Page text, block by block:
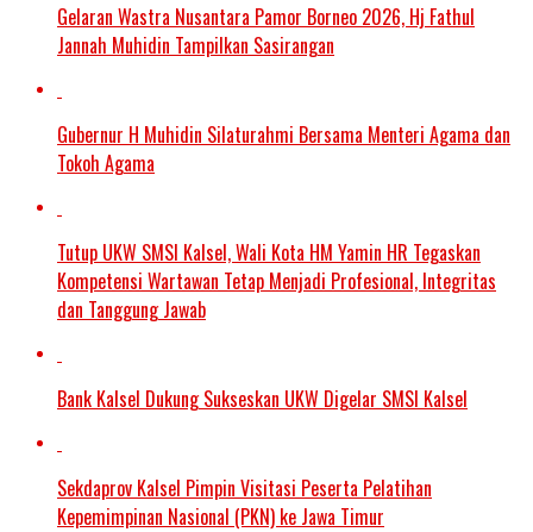
Gelaran Wastra Nusantara Pamor Borneo 2026, Hj Fathul
Jannah Muhidin Tampilkan Sasirangan
Gubernur H Muhidin Silaturahmi Bersama Menteri Agama dan
Tokoh Agama
Tutup UKW SMSI Kalsel, Wali Kota HM Yamin HR Tegaskan
Kompetensi Wartawan Tetap Menjadi Profesional, Integritas
dan Tanggung Jawab
Bank Kalsel Dukung Sukseskan UKW Digelar SMSI Kalsel
Sekdaprov Kalsel Pimpin Visitasi Peserta Pelatihan
Kepemimpinan Nasional (PKN) ke Jawa Timur